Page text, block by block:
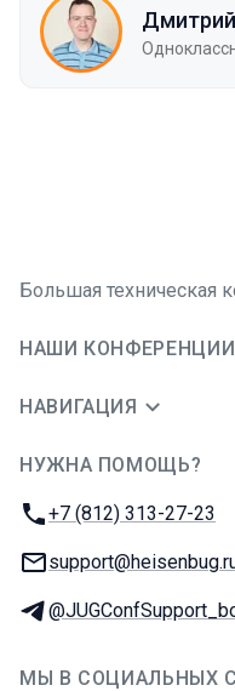
Большая техническая
НАШИ КОНФЕРЕНЦИИ
НАВИГАЦИЯ
НУЖНА ПОМОЩЬ?
Телефон:
+7 (812) 313-27-23
E-mail:
Телеграм:
МЫ В СОЦИАЛЬНЫХ